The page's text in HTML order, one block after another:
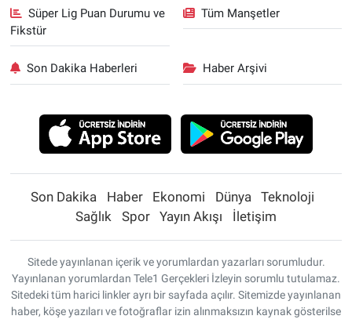
Süper Lig Puan Durumu ve
Fikstür
Tüm Manşetler
Son Dakika Haberleri Haber Arşivi
Son Dakika Haber Ekonomi Dünya
Teknoloji
Sağlık
Spor Yayın Akışı İletişim
Sitede yayınlanan içerik ve yorumlardan yazarları sorumludur.
Yayınlanan yorumlardan Tele1 Gerçekleri İzleyin sorumlu tutulamaz.
Sitedeki tüm harici linkler ayrı bir sayfada açılır. Sitemizde yayınlanan
haber, köşe yazıları ve fotoğraflar izin alınmaksızın kaynak gösterilse